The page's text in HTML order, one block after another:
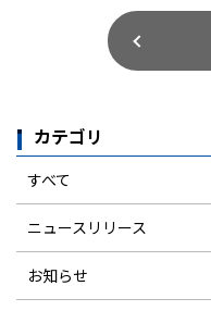
カテゴリ
すべて
ニュースリリース
お知らせ